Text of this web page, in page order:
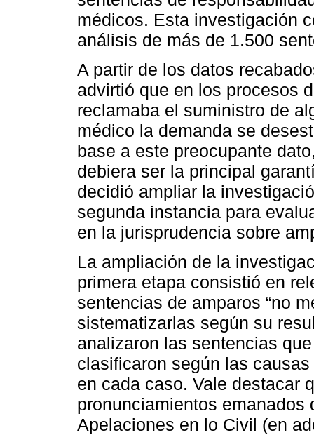
médicos. Esta investigación
análisis de más de 1.500
A partir de los datos
advirtió que en los procesos
reclamaba el suministro de
médico la demanda se
base a este preocupante
debiera ser la principal
decidió ampliar la
segunda instancia para
en la jurisprudencia sobre
La ampliación de la
primera etapa consistió en
sentencias de amparos “no
sistematizarlas según su
analizaron las sentencias
clasificaron según las
en cada caso. Vale destacar
pronunciamientos emanados
Apelaciones en lo Civil (en